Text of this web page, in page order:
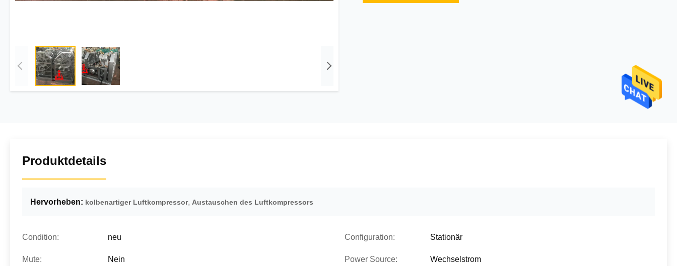
Produktdetails
Hervorheben: kolbenartiger Luftkompressor, Austauschen des Luftkompressors
Condition: neu Configuration: Stationär
Mute: Nein Power Source: Wechselstrom